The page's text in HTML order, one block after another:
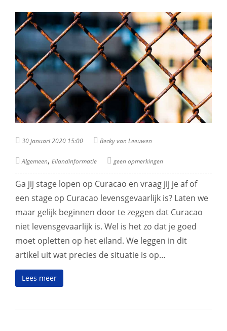
30 januari 2020 15:00 Becky van Leeuwen
Algemeen, Eilandinformatie geen opmerkingen
Ga jij stage lopen op Curacao en vraag jij je af of
een stage op Curacao levensgevaarlijk is? Laten we
maar gelijk beginnen door te zeggen dat Curacao
niet levensgevaarlijk is. Wel is het zo dat je goed
moet opletten op het eiland. We leggen in dit
artikel uit wat precies de situatie is op…
Lees meer